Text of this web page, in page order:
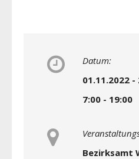
Datum:
01.11.2022 -
7:00 - 19:00
Bezirksamt